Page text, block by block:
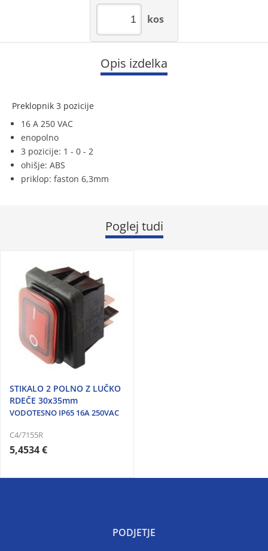
kos
Opis izdelka
Preklopnik 3 pozicije
16 A 250 VAC
enopolno
3 pozicije: 1 - 0 - 2
ohišje: ABS
priklop: faston 6,3mm
Poglej tudi
STIKALO 2 POLNO Z LUČKO
RDEČE 30x35mm
VODOTESNO IP65 16A 250VAC
C4/7155R
5,4534 €
PODJETJE